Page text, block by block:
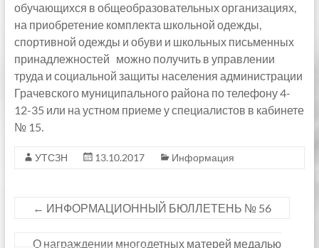
обучающихся в общеобразовательных организациях,
на приобретение комплекта школьной одежды,
спортивной одежды и обуви и школьных письменных
принадлежностей можно получить в управлении
труда и социальной защиты населения администрации
Грачевского муниципального района по телефону 4-
12-35 или на устном приеме у специалистов в кабинете
№ 15.
УТСЗН 13.10.2017 Информация
← ИНФОРМАЦИОННЫЙ БЮЛЛЕТЕНЬ № 56
О награждении многодетных матерей медалью